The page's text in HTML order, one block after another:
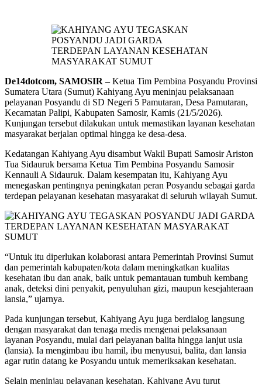
De14dotcom, SAMOSIR –Ketua Tim Pembina Posyandu Provinsi
Sumatera Utara (Sumut) Kahiyang Ayu meninjau pelaksanaan
pelayanan Posyandu di SD Negeri 5 Pamutaran, Desa Pamutaran,
Kecamatan Palipi, Kabupaten Samosir, Kamis (21/5/2026).
Kunjungan tersebut dilakukan untuk memastikan layanan kesehatan
masyarakat berjalan optimal hingga ke desa-desa.
Kedatangan Kahiyang Ayu disambut Wakil Bupati Samosir Ariston
Tua Sidauruk bersama Ketua Tim Pembina Posyandu Samosir
Kennauli A Sidauruk. Dalam kesempatan itu, Kahiyang Ayu
menegaskan pentingnya peningkatan peran Posyandu sebagai garda
terdepan pelayanan kesehatan masyarakat di seluruh wilayah Sumut.
“Untuk itu diperlukan kolaborasi antara Pemerintah Provinsi Sumut
dan pemerintah kabupaten/kota dalam meningkatkan kualitas
kesehatan ibu dan anak, baik untuk pemantauan tumbuh kembang
anak, deteksi dini penyakit, penyuluhan gizi, maupun kesejahteraan
lansia,” ujarnya.
Pada kunjungan tersebut, Kahiyang Ayu juga berdialog langsung
dengan masyarakat dan tenaga medis mengenai pelaksanaan
layanan Posyandu, mulai dari pelayanan balita hingga lanjut usia
(lansia). Ia mengimbau ibu hamil, ibu menyusui, balita, dan lansia
agar rutin datang ke Posyandu untuk memeriksakan kesehatan.
Selain meninjau pelayanan kesehatan, Kahiyang Ayu turut